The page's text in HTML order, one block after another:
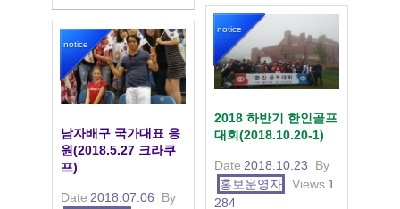
notice
2018 하반기 한인골프
대회(2018.10.20-1)
Date 2018.10.23
By
홍보운영자
Views 1
284
notice
남자배구 국가대표 응
원(2018.5.27 크라쿠
프)
Date 2018.07.06
By